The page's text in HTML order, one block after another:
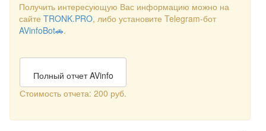
Получить интересующую Вас информацию можно на
сайте TRONK.PRO, либо установите Telegram-бот
AVinfoBot🚗.
Полный отчет AVinfo
Стоимость отчета: 200 руб.